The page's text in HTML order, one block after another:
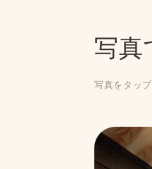
写真
写真をタッ